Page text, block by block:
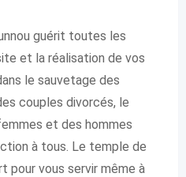
guérit toutes les
et la réalisation de vos
le sauvetage des
couples divorcés, le
et des hommes
à tous. Le temple de
pour vous servir même à